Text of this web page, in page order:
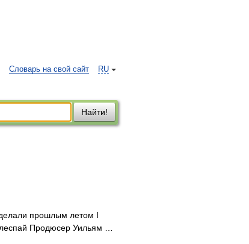
RU
Словарь на свой сайт
Найти!
прошлым летом I
Продюсер Уильям …